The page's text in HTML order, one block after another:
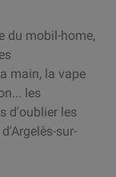
du mobil-home,
main, la vape
les
d'oublier les
sur-